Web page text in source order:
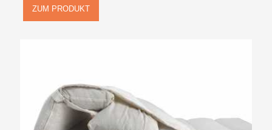
ZUM PRODUKT